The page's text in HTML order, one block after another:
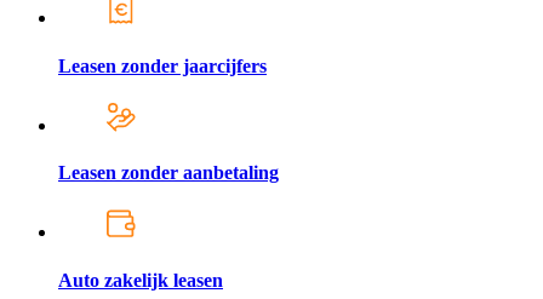
Leasen zonder jaarcijfers
Leasen zonder aanbetaling
Auto zakelijk leasen